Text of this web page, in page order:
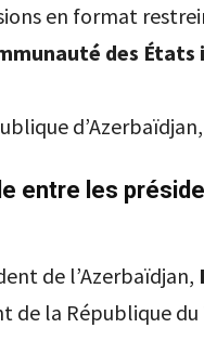
en format
des États
d’Azerbaïdjan,
entre les
de l’Azerbaïdjan,
de la République du